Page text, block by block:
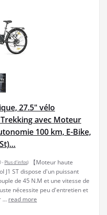
27.5" vélo
avec Moteur
100 km, E-Bike,
- Plus d’infos)
【Moteur haute
J1 ST dispose d'un puissant
de 45 N.M et une vitesse de
nécessite peu d'entretien et
... read more